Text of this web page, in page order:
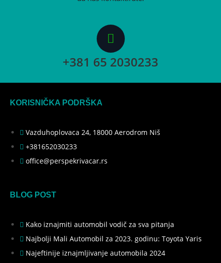
+381 65 2030233
KORISNIČKA PODRŠKA​
Vazduhoplovaca 24, 18000 Aerodrom Niš
+381652030233
office@perspekrivacar.rs
BLOG POST
Kako iznajmiti automobil vodič za sva pitanja
Najbolji Mali Automobil za 2023. godinu: Toyota Yaris
Najeftinije iznajmljivanje automobila 2024